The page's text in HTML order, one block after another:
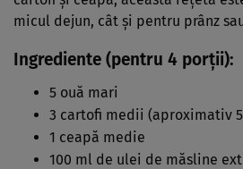
micul dejun, cât și pentru prânz
Ingrediente (pentru 4 porții):
5 ouă mari
3 cartofi medii (aproximativ
1 ceapă medie
100 ml de ulei de măsline